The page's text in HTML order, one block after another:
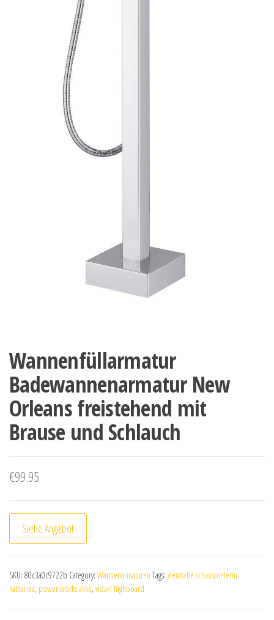
Wannenfüllarmatur
Badewannenarmatur New
Orleans freistehend mit
Brause und Schlauch
€99.95
Siehe Angebot
SKU: 80c3a0c9722b Category: Wannenarmaturen Tags: deutsche schauspielerin
katharina, power works akku, vidaxl highboard